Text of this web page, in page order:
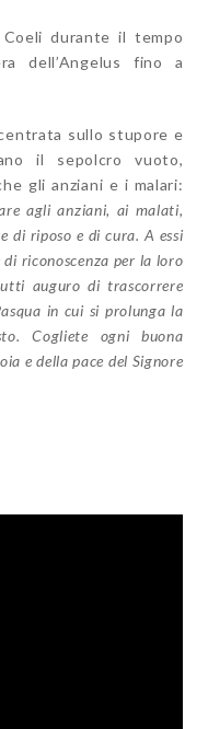
Coeli durante il tempo
dell’Angelus fino a
sullo stupore e
il sepolcro vuoto,
gli anziani e i malari:
agli anziani, ai malati,
di riposo e di cura. A essi
riconoscenza per la loro
auguro di trascorrere
in cui si prolunga la
Cogliete ogni buona
e della pace del Signore